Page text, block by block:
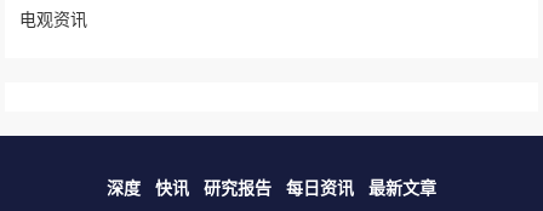
电观资讯
深度 快讯 研究报告 每日资讯 最新文章